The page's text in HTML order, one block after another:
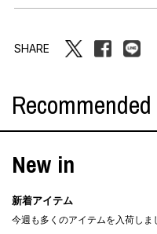
SHARE
New in
新着アイテム
今週も多くのアイテムを入荷しま